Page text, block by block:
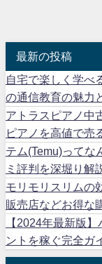
最新の投稿
自宅で楽しく学べ
の通信教育の魅力
アトラスピアノ中
ピアノを高値で売
テム(Temu)ってな
ミ評判を深堀り解
モリモリスリムの
販売店などお得な
【2024年最新版
ントを稼ぐ完全ガ